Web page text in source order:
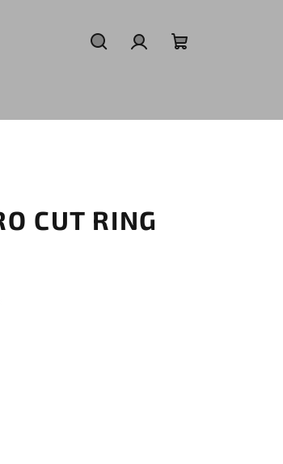
CUT RING